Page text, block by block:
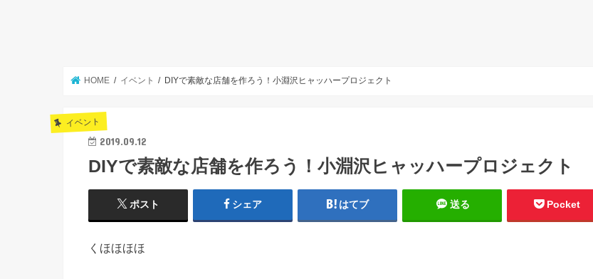
HOME イベント DIYで素敵な店舗を作ろう！小淵沢ヒャッハープロジェクト
イベント
2019.09.12
DIYで素敵な店舗を作ろう！小淵沢ヒャッハープロジェクト
ポスト シェア はてブ 送る Pocket
くほほほほ